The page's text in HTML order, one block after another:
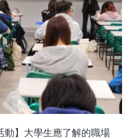
動】大學生應了解的職場